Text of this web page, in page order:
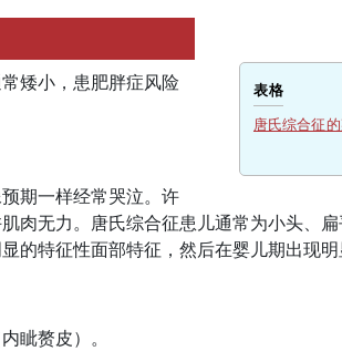
表格
唐氏综合征
矮小，患肥胖症风险
期一样经常哭泣。许
肉无力。唐氏综合征患儿通常为小头、
特征性面部特征，然后在婴儿期出现明
眦赘皮）。